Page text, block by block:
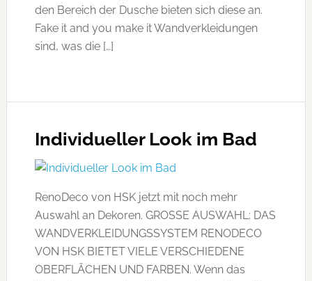
den Bereich der Dusche bieten sich diese an.
Fake it and you make it Wandverkleidungen
sind, was die […]
Individueller Look im Bad
RenoDeco von HSK jetzt mit noch mehr
Auswahl an Dekoren. GROSSE AUSWAHL: DAS
WANDVERKLEIDUNGSSYSTEM RENODECO
VON HSK BIETET VIELE VERSCHIEDENE
OBERFLÄCHEN UND FARBEN. Wenn das